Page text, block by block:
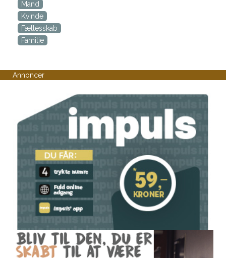
Mand
Kvinde
Fællesskab
Familie
Annoncer